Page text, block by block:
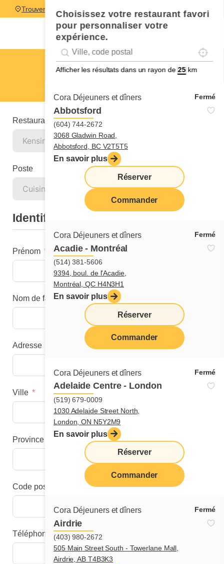
Choisissez votre restaurant favori
pour personnaliser votre
expérience.
Geolocation
Géolocalisation
Afficher les résultats dans un rayon de km
Cora Déjeuners et dîners Fermé
Abbotsford
(604) 744-2672
3068 Gladwin Road,
Abbotsford, BC V2T5T5
En savoir plus
Réserver
Commander
Cora Déjeuners et dîners Fermé
Acadie - Montréal
(514) 381-5606
9394, boul. de l'Acadie,
Montréal, QC H4N3H1
En savoir plus
Réserver
Commander
Cora Déjeuners et dîners Fermé
Adelaide Centre - London
(519) 679-0009
1030 Adelaide Street North,
London, ON N5Y2M9
En savoir plus
Réserver
Commander
Cora Déjeuners et dîners Fermé
Airdrie
(403) 980-2672
505 Main Street South - Towerlane Mall,
Airdrie, AB T4B3K3
Trouver un restaurant
Kensington
Restaurant
Poste
Identification
Prénom
Nom de famille
Adresse
Ville
Province
Code postal
Téléphone